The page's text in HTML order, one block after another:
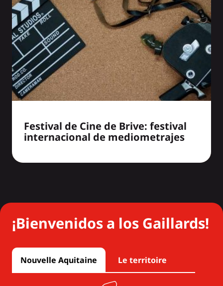
Festival de Cine de Brive: festival
internacional de mediometrajes
¡Bienvenidos a los Gaillards!
Nouvelle Aquitaine Le territoire